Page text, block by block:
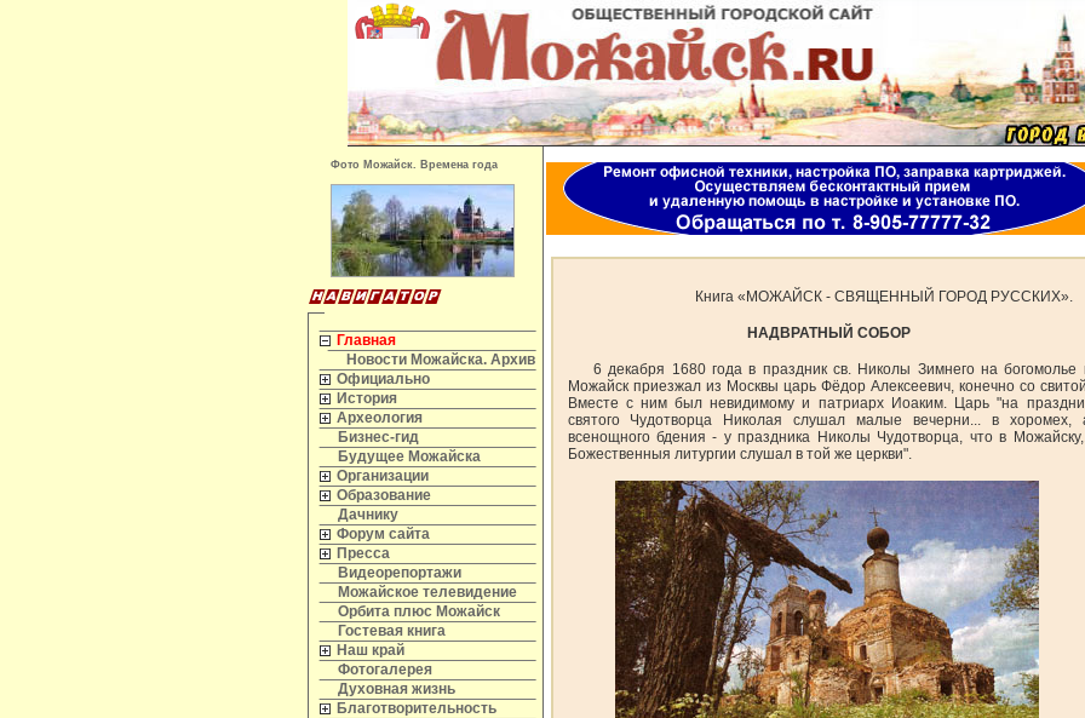
Фото Можайск. Времена года
Главная
Новости Можайска. Архив
Официально
История
Археология
Бизнес-гид
Будущее Можайска
Организации
Образование
Дачнику
Форум сайта
Пресса
Видеорепортажи
Можайское телевидение
Орбита плюс Можайск
Гостевая книга
Наш край
Фотогалерея
Духовная жизнь
Благотворительность
Книга «МОЖАЙСК - СВЯЩЕННЫЙ ГОРОД РУССКИХ».
НАДВРАТНЫЙ СОБОР
6 декабря 1680 года в праздник св. Николы Зимнего на богомолье
Можайск приезжал из Москвы царь Фёдор Алексеевич, конечно со
Вместе с ним был невидимому и патриарх Иоаким. Царь "на
святого Чудотворца Николая слушал малые вечерни... в хоромех,
всенощного бдения - у праздника Николы Чудотворца, что в
Божественныя литургии слушал в той же церкви".